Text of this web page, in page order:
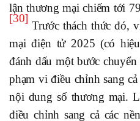
lận thương mại chiếm tới
[30]
Trước thách thức đó,
mại điện tử 2025 (có
đánh dấu một bước
phạm vi điều chỉnh sang
nội dung số thương mại.
điều chỉnh sang cả các